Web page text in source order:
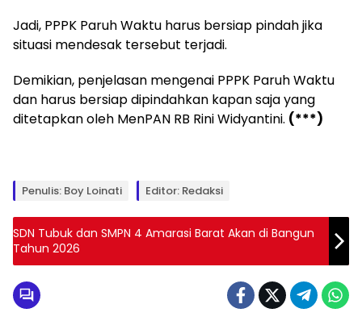
Jadi, PPPK Paruh Waktu harus bersiap pindah jika
situasi mendesak tersebut terjadi.
Demikian, penjelasan mengenai PPPK Paruh Waktu
dan harus bersiap dipindahkan kapan saja yang
ditetapkan oleh MenPAN RB Rini Widyantini. (***)
Penulis: Boy Loinati Editor: Redaksi
SDN Tubuk dan SMPN 4 Amarasi Barat Akan di Bangun
Tahun 2026